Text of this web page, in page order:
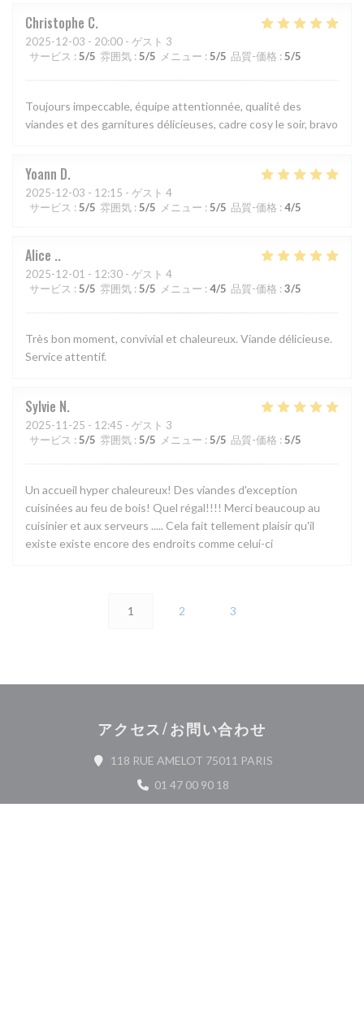
Christophe C
2025-12-03 - 20:00 - ゲスト 3
サービス : 5/5 雰囲気 : 5/5 メニュー : 5/5 品質-価格 : 5/5
Toujours impeccable, équipe attentionnée, qualité des
viandes et des garnitures délicieuses, cadre cosy le soir, bravo
Yoann D
2025-12-03 - 12:15 - ゲスト 4
サービス : 5/5 雰囲気 : 5/5 メニュー : 5/5 品質-価格 : 4/5
Alice .
2025-12-01 - 12:30 - ゲスト 4
サービス : 5/5 雰囲気 : 5/5 メニュー : 4/5 品質-価格 : 3/5
Très bon moment, convivial et chaleureux. Viande délicieuse.
Service attentif.
Sylvie N
2025-11-25 - 12:45 - ゲスト 3
サービス : 5/5 雰囲気 : 5/5 メニュー : 5/5 品質-価格 : 5/5
Un accueil hyper chaleureux! Des viandes d'exception
cuisinées au feu de bois! Quel régal!!!! Merci beaucoup au
cuisinier et aux serveurs ..... Cela fait tellement plaisir qu'il
existe existe encore des endroits comme celui-ci
1 2 3
アクセス/お問い合わせ
118 RUE AMELOT 75011 PARIS((新しいウィンド
01 47 00 90 18